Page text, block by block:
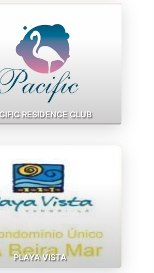
RESIDENCE CLUB
PLAYA VISTA